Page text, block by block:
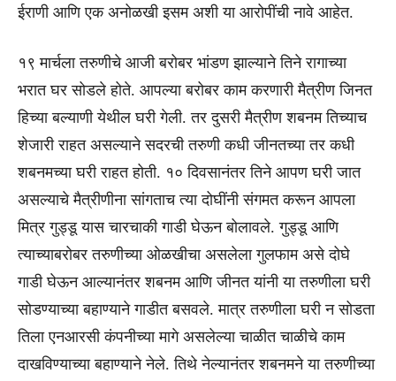
ईराणी आणि एक अनोळखी इसम अशी या आरोपींची नावे आहेत.
१९ मार्चला तरुणीचे आजी बरोबर भांडण झाल्याने तिने रागाच्या
भरात घर सोडले होते. आपल्या बरोबर काम करणारी मैत्रीण जिनत
हिच्या बल्याणी येथील घरी गेली. तर दुसरी मैत्रीण शबनम तिच्याच
शेजारी राहत असल्याने सदरची तरुणी कधी जीनतच्या तर कधी
शबनमच्या घरी राहत होती. १० दिवसानंतर तिने आपण घरी जात
असल्याचे मैत्रीणीना सांगताच त्या दोघींनी संगमत करून आपला
मित्र गुड्डू यास चारचाकी गाडी घेऊन बोलावले. गुड्डू आणि
त्याच्याबरोबर तरुणीच्या ओळखीचा असलेला गुलफाम असे दोघे
गाडी घेऊन आल्यानंतर शबनम आणि जीनत यांनी या तरुणीला घरी
सोडण्याच्या बहाण्याने गाडीत बसवले. मात्र तरुणीला घरी न सोडता
तिला एनआरसी कंपनीच्या मागे असलेल्या चाळीत चाळीचे काम
दाखविण्याच्या बहाण्याने नेले. तिथे नेल्यानंतर शबनमने या तरुणीच्या